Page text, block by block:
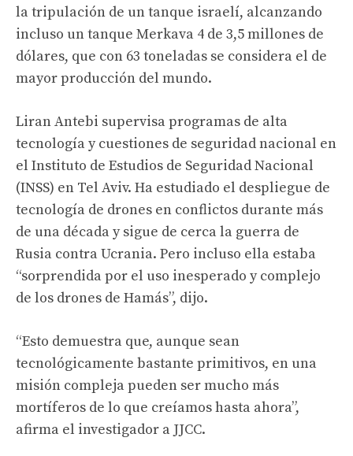
la tripulación de un tanque israelí, alcanzando
incluso un tanque Merkava 4 de 3,5 millones de
dólares, que con 63 toneladas se considera el de
mayor producción del mundo.
Liran Antebi supervisa programas de alta
tecnología y cuestiones de seguridad nacional en
el Instituto de Estudios de Seguridad Nacional
(INSS) en Tel Aviv. Ha estudiado el despliegue de
tecnología de drones en conflictos durante más
de una década y sigue de cerca la guerra de
Rusia contra Ucrania. Pero incluso ella estaba
“sorprendida por el uso inesperado y complejo
de los drones de Hamás”, dijo.
“Esto demuestra que, aunque sean
tecnológicamente bastante primitivos, en una
misión compleja pueden ser mucho más
mortíferos de lo que creíamos hasta ahora”,
afirma el investigador a JJCC.